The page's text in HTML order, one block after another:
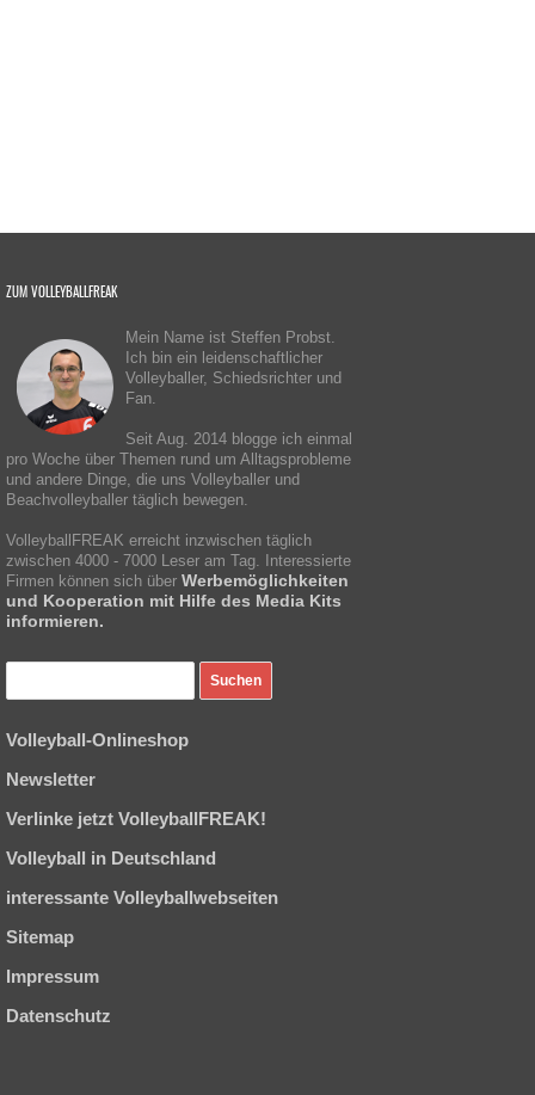
ZUM VOLLEYBALLFREAK
Mein Name ist Steffen Probst.
Ich bin ein leidenschaftlicher
Volleyballer, Schiedsrichter und
Fan.
Seit Aug. 2014 blogge ich einmal
pro Woche über Themen rund um Alltagsprobleme
und andere Dinge, die uns Volleyballer und
Beachvolleyballer täglich bewegen.
VolleyballFREAK erreicht inzwischen täglich
zwischen 4000 - 7000 Leser am Tag. Interessierte
Firmen können sich über Werbemöglichkeiten
und Kooperation mit Hilfe des Media Kits
informieren.
Volleyball-Onlineshop
Newsletter
Verlinke jetzt VolleyballFREAK!
Volleyball in Deutschland
interessante Volleyballwebseiten
Sitemap
Impressum
Datenschutz